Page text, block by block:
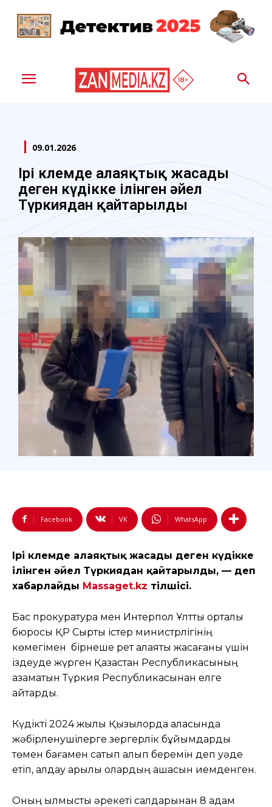
09.01.2026
Ірі көлемде алаяқтық жасады
деген күдікке ілінген әйел
Түркиядан қайтарылды
Facebook VK WhatsApp
Ірі көлемде алаяқтық жасады деген күдікке
ілінген әйел Түркиядан қайтарылды, — деп
хабарлайды Massaget.kz тілшісі.
Бас прокуратура мен Интерпол Ұлттық орталық
бюросы ҚР Сыртқы істер министрлігінің
көмегімен бірнеше рет алаяқтық жасағаны үшін
іздеуде жүрген Қазақстан Республикасының
азаматын Түркия Республикасынан елге
қайтарды.
Күдікті 2024 жылы Қызылорда қаласында
жәбірленушілерге зергерлік бұйымдарды
төмен бағамен сатып алып беремін деп уәде
етіп, алдау арқылы олардың ақшасын иемденген.
Оның қылмыстық әрекеті салдарынан 8 адам